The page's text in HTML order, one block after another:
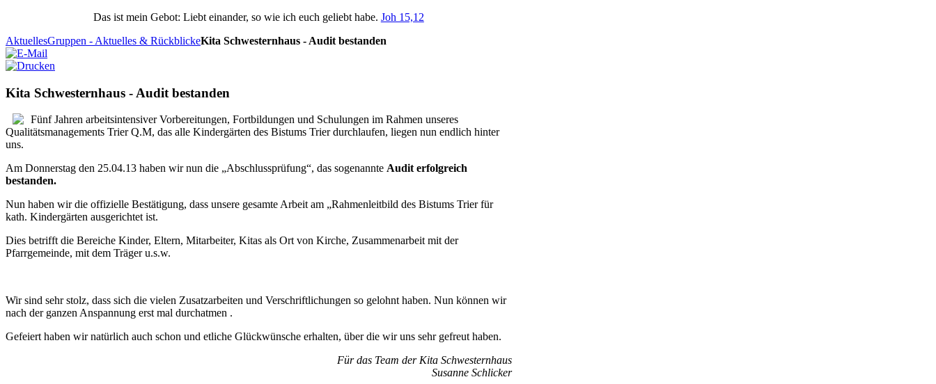
Das ist mein Gebot: Liebt einander, so wie ich euch geliebt habe. Joh 15,12
AktuellesGruppen - Aktuelles & RückblickeKita Schwesternhaus - Audit bestanden
Kita Schwesternhaus - Audit bestanden
Fünf Jahren arbeitsintensiver Vorbereitungen, Fortbildungen und Schulungen im Rahmen unseres
Qualitätsmanagements Trier Q.M, das alle Kindergärten des Bistums Trier durchlaufen, liegen nun endlich hinter
uns.
Am Donnerstag den 25.04.13 haben wir nun die „Abschlussprüfung“, das sogenannte Audit erfolgreich
bestanden.
Nun haben wir die offizielle Bestätigung, dass unsere gesamte Arbeit am „Rahmenleitbild des Bistums Trier für
kath. Kindergärten ausgerichtet ist.
Dies betrifft die Bereiche Kinder, Eltern, Mitarbeiter, Kitas als Ort von Kirche, Zusammenarbeit mit der
Pfarrgemeinde, mit dem Träger u.s.w.
Wir sind sehr stolz, dass sich die vielen Zusatzarbeiten und Verschriftlichungen so gelohnt haben. Nun können wir
nach der ganzen Anspannung erst mal durchatmen .
Gefeiert haben wir natürlich auch schon und etliche Glückwünsche erhalten, über die wir uns sehr gefreut haben.
Für das Team der Kita Schwesternhaus
Susanne Schlicker